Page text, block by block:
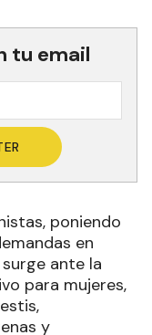
tu email
poniendo
en
ante la
para mujeres,
y